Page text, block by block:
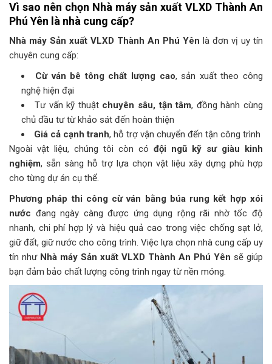
Vì sao nên chọn Nhà máy sản xuất VLXD Thành An
Phú Yên là nhà cung cấp?
Nhà máy Sản xuất VLXD Thành An Phú Yên là đơn vị uy tín
chuyên cung cấp:
Cừ ván bê tông chất lượng cao, sản xuất theo công
nghệ hiện đại
Tư vấn kỹ thuật chuyên sâu, tận tâm, đồng hành cùng
chủ đầu tư từ khảo sát đến hoàn thiện
Giá cả cạnh tranh, hỗ trợ vận chuyển đến tận công trình
Ngoài vật liệu, chúng tôi còn có đội ngũ kỹ sư giàu kinh
nghiệm, sẵn sàng hỗ trợ lựa chọn vật liệu xây dựng phù hợp
cho từng dự án cụ thể.
Phương pháp thi công cừ ván bằng búa rung kết hợp xói
nước đang ngày càng được ứng dụng rộng rãi nhờ tốc độ
nhanh, chi phí hợp lý và hiệu quả cao trong việc chống sạt lở,
giữ đất, giữ nước cho công trình. Việc lựa chọn nhà cung cấp uy
tín như Nhà máy Sản xuất VLXD Thành An Phú Yên sẽ giúp
bạn đảm bảo chất lượng công trình ngay từ nền móng.